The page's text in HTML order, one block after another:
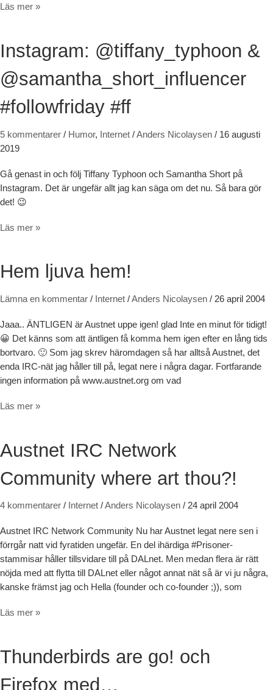
Grodan Greta
Läs mer »
Instagram: @tiffany_typhoon &
@samantha_short_influencer
#followfriday #ff
5 kommentarer / Humor, Internet /Anders Nicolaysen / 16 augusti
2019
Gå genast in och följ Tiffany Typhoon och Samantha Short på
Instagram. Det är ungefär allt jag kan säga om det nu. Så bara gör
det! 😉
Instagram: @tiffany_typhoon & @samantha_short_influencer
Läs mer »
Hem ljuva hem!
Lämna en kommentar / Internet /Anders Nicolaysen / 26 april 2004
Jaaa.. ÄNTLIGEN är Austnet uppe igen! glad Inte en minut för tidigt!
😀 Det känns som att äntligen få komma hem igen efter en lång tids
bortvaro. 🙂 Som jag skrev häromdagen så har alltså Austnet, det
enda IRC-nät jag håller till på, legat nere i några dagar. Fortfarande
ingen information på www.austnet.org om vad
Hem ljuva hem!
Läs mer »
Austnet IRC Network
Community where art thou?!
4 kommentarer / Internet /Anders Nicolaysen / 24 april 2004
Austnet IRC Network Community Nu har Austnet legat nere sen i
förrgår natt vid fyratiden ungefär. En del ihärdiga #Prisoner-
stammisar håller tillsvidare till på DALnet. Men medan flera är rätt
nöjda med att flytta till DALnet eller något annat nät så är vi ju några,
kanske främst jag och Hella (founder och co-founder ;)), som
Austnet IRC Network Community where art thou?!
Läs mer »
Thunderbirds are go! och
Firefox med…